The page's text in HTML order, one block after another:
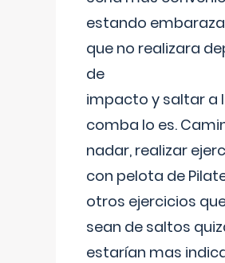
estando
que no realizara
de
impacto y saltar a
comba lo es.
nadar, realizar
con pelota de
otros ejercicios
sean de saltos
estarían mas